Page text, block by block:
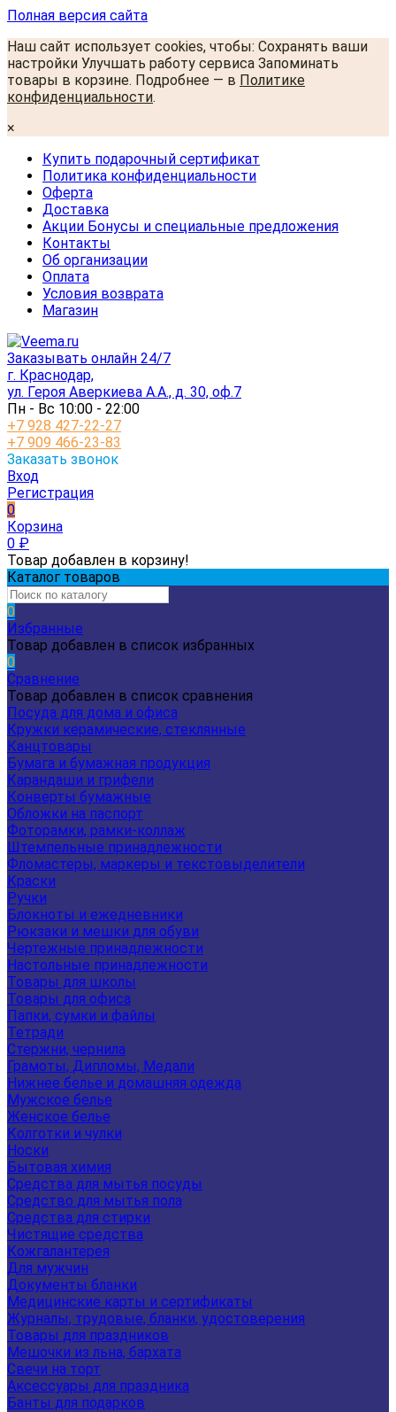
Полная версия сайта
Наш сайт использует cookies, чтобы: Сохранять ваши
настройки Улучшать работу сервиса Запоминать
товары в корзине. Подробнее — в Политике
конфиденциальности.
×
Купить подарочный сертификат
Политика конфиденциальности
Оферта
Доставка
Акции Бонусы и специальные предложения
Контакты
Об организации
Оплата
Условия возврата
Магазин
Заказывать онлайн 24/7
г. Краснодар,
ул. Героя Аверкиева А.А., д. 30, оф.7
Пн - Вс 10:00 - 22:00
+7 928 427-22-27
+7 909 466-23-83
Заказать звонок
Вход
Регистрация
0
Корзина
0 ₽
Товар добавлен в корзину!
Каталог товаров
0
Избранные
Товар добавлен в список избранных
0
Сравнение
Товар добавлен в список сравнения
Посуда для дома и офиса
Кружки керамические, стеклянные
Канцтовары
Бумага и бумажная продукция
Карандаши и грифели
Конверты бумажные
Обложки на паспорт
Фоторамки, рамки-коллаж
Штемпельные принадлежности
Фломастеры, маркеры и текстовыделители
Краски
Ручки
Блокноты и ежедневники
Рюкзаки и мешки для обуви
Чертежные принадлежности
Настольные принадлежности
Товары для школы
Товары для офиса
Папки, сумки и файлы
Тетради
Стержни, чернила
Грамоты, Дипломы, Медали
Нижнее белье и домашняя одежда
Мужское белье
Женское белье
Колготки и чулки
Носки
Бытовая химия
Средства для мытья посуды
Средство для мытья пола
Средства для стирки
Чистящие средства
Кожгалантерея
Для мужчин
Документы бланки
Медицинские карты и сертификаты
Журналы, трудовые, бланки, удостоверения
Товары для праздников
Мешочки из льна, бархата
Свечи на торт
Аксессуары для праздника
Банты для подарков